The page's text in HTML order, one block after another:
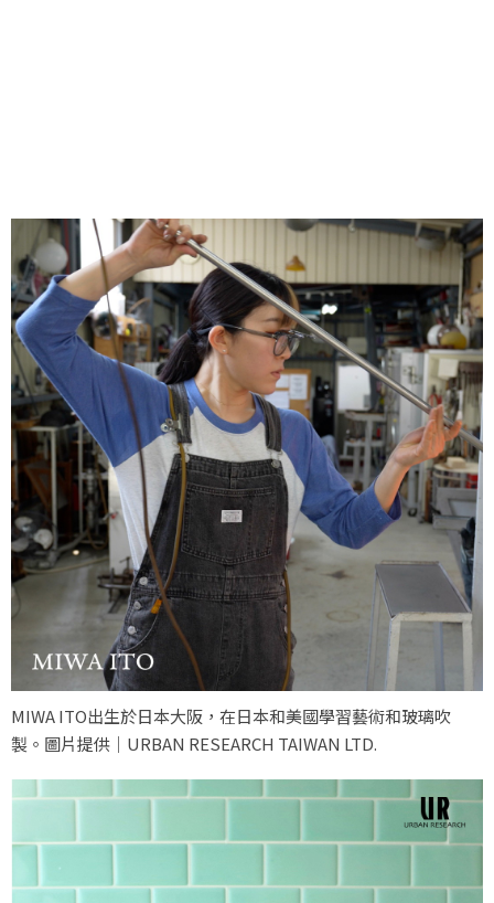
MIWA ITO出生於日本大阪，在日本和美國學習藝術和玻璃吹
製。圖片提供｜URBAN RESEARCH TAIWAN LTD.